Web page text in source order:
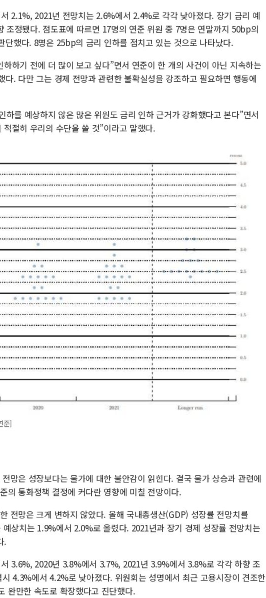
2.1%, 2021년 전망치는 2.6%에서 2.4%로 각각 낮아졌다. 장기 금리 예
조정됐다. 점도표에 따르면 17명의 연준 위원 중 7명은 연말까지 50bp의
단했다. 8명은 25bp의 금리 인하를 점치고 있는 것으로 나타났다.
하기 전에 더 많이 보고 싶다”면서 연준이 한 개의 사건이 아닌 지속하는
다. 다만 그는 경제 전망과 관련한 불확실성을 강조하고 필요하면 행동에
하를 예상하지 않은 많은 위원도 금리 인하 근거가 강화했다고 본다”면서
절히 우리의 수단을 쓸 것”이라고 말했다.
준]
망은 성장보다는 물가에 대한 불안감이 읽힌다. 결국 물가 상승과 관련에
의 통화정책 결정에 커다란 영향에 미칠 전망이다.
전망은 크게 변하지 않았다. 올해 국내총생산(GDP) 성장률 전망치를
상치는 1.9%에서 2.0%로 올렸다. 2021년과 장기 경제 성장률 전망치는
.
3.6%, 2020년 3.8%에서 3.7%, 2021년 3.9%에서 3.8%로 각각 하향 조
4.3%에서 4.2%로 낮아졌다. 위원회는 성명에서 최근 고용시장이 견조한
완만한 속도로 확장했다고 진단했다.